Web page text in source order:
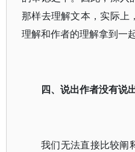
那样去理解文本，实际上
理解和作者的理解拿到一
四、说出作者没有说
我们无法直接比较阐